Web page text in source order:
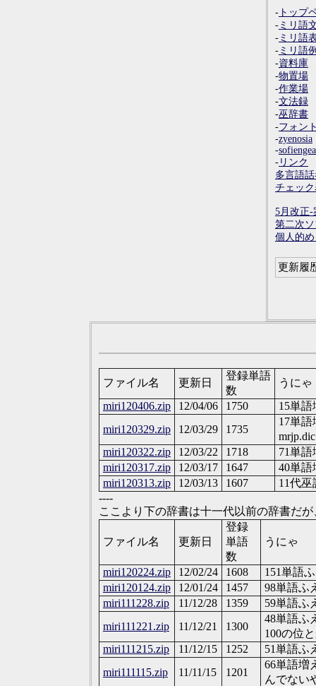
- トップ
- ミリ語
- ミリ語
- ミリ語
-資料庫
-物置場
-作業場
-文法録
-巫辞書
-フォン
-zyenosia
-sofiengea
- リンク
多言語
チェッ
5月改正-
第二次
個人的
更新履
ファイル名 更新日
登録単語
数
うにゃ
miri120406.zip
12/04/06 1750
15単
miri120329.zip
12/03/29 1735
17単
miri120322.zip
12/03/22 1718
71単
miri120317.zip
12/03/17 1647
40単語
miri120313.zip
12/03/13 1607
11代
----
ここより下の辞書は十一代以前の辞書だ
ファイル名 更新日
登録
単語
数
うにゃ
miri120224.zip 12/02/24 1608
151単語
miri120124.zip
12/01/24 1457
98単語ふ
miri111228.zip
11/12/28 1359
59単語ふ
miri111221.zip
11/12/21 1300
48単語ふ
100の位
miri111215.zip
11/12/15 1252
51単語ふ
miri111115.zip
11/11/15 1201
66単語増
んでない